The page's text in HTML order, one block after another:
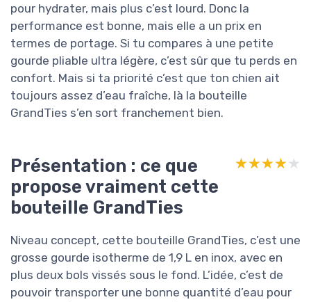
pour hydrater, mais plus c’est lourd. Donc la
performance est bonne, mais elle a un prix en
termes de portage. Si tu compares à une petite
gourde pliable ultra légère, c’est sûr que tu perds en
confort. Mais si ta priorité c’est que ton chien ait
toujours assez d’eau fraîche, là la bouteille
GrandTies s’en sort franchement bien.
Présentation : ce que
propose vraiment cette
bouteille GrandTies
★★★★★
★★★★★
Niveau concept, cette bouteille GrandTies, c’est une
grosse gourde isotherme de 1,9 L en inox, avec en
plus deux bols vissés sous le fond. L’idée, c’est de
pouvoir transporter une bonne quantité d’eau pour